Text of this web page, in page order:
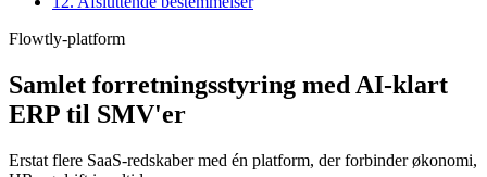
Flowtly-platform
Samlet forretningsstyring med AI-klart
ERP til SMV'er
Erstat flere SaaS-redskaber med én platform, der forbinder økonomi,